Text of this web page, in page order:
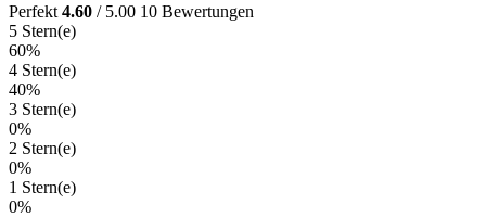
Perfekt 4.60 / 5.00 10 Bewertungen
5 Stern(e)
60%
4 Stern(e)
40%
3 Stern(e)
0%
2 Stern(e)
0%
1 Stern(e)
0%